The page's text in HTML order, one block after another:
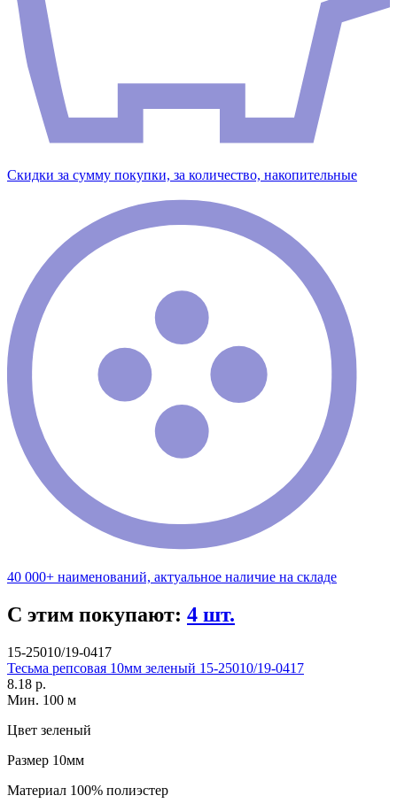
Скидки за сумму покупки, за количество, накопительные
40 000+ наименований, актуальное наличие на складе
С этим покупают: 4 шт.
15-25010/19-0417
Тесьма репсовая 10мм зеленый 15-25010/19-0417
8.18 р.
Мин. 100 м
Цвет зеленый
Размер 10мм
Материал 100% полиэстер